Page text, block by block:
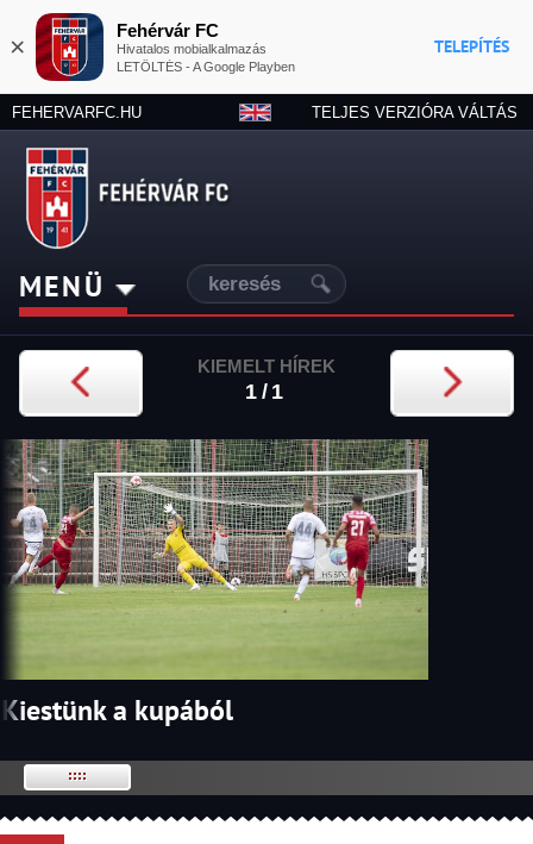
×
Fehérvár FC
Hivatalos mobialkalmazás
LETÖLTÉS - A Google Playben
TELEPÍTÉS
FEHERVARFC.HU TELJES VERZIÓRA VÁLTÁS
MENÜ
KIEMELT HÍREK
1/1
Kiestünk a kupából